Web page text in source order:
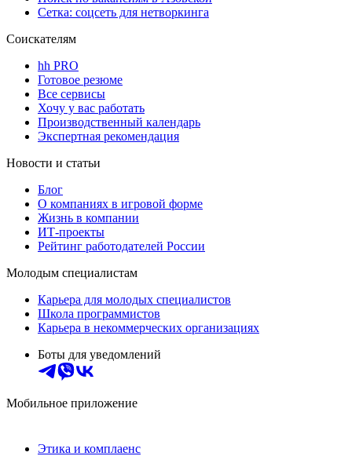
Сетка: соцсеть для нетворкинга
Соискателям
hh PRO
Готовое резюме
Все сервисы
Хочу у вас работать
Производственный календарь
Экспертная рекомендация
Новости и статьи
Блог
О компаниях в игровой форме
Жизнь в компании
ИТ-проекты
Рейтинг работодателей России
Молодым специалистам
Карьера для молодых специалистов
Школа программистов
Карьера в некоммерческих организациях
Боты для уведомлений
Мобильное приложение
Этика и комплаенс